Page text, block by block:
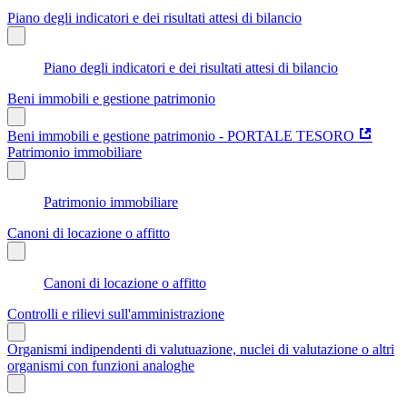
Piano degli indicatori e dei risultati attesi di bilancio
Piano degli indicatori e dei risultati attesi di bilancio
Beni immobili e gestione patrimonio
Beni immobili e gestione patrimonio - PORTALE TESORO
Patrimonio immobiliare
Patrimonio immobiliare
Canoni di locazione o affitto
Canoni di locazione o affitto
Controlli e rilievi sull'amministrazione
Organismi indipendenti di valutuazione, nuclei di valutazione o altri
organismi con funzioni analoghe